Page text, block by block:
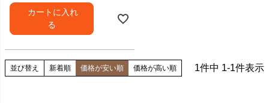
カートに入れ
る
並び替え 新着順 価格が安い順 価格が高い順 1件中 1-1件表示